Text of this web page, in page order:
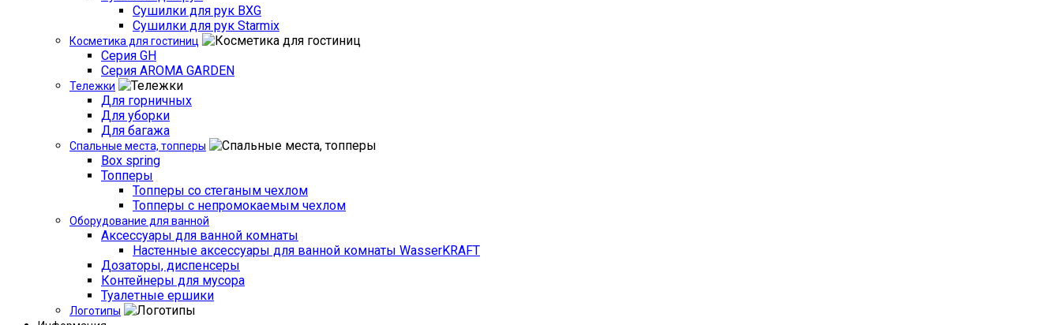
Сушилки для рук BXG
Сушилки для рук Starmix
Косметика для гостиниц
Серия GH
Серия AROMA GARDEN
Тележки
Для горничных
Для уборки
Для багажа
Спальные места, топперы
Box spring
Топперы
Топперы со стеганым чехлом
Топперы с непромокаемым чехлом
Оборудование для ванной
Аксессуары для ванной комнаты
Настенные аксессуары для ванной комнаты WasserKRAFT
Дозаторы, диспенсеры
Контейнеры для мусора
Туалетные ершики
Логотипы